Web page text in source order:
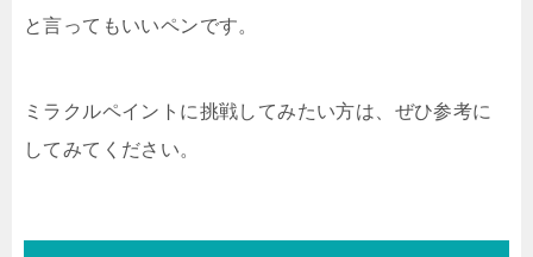
と言ってもいいペンです。
ミラクルペイントに挑戦してみたい方は、ぜひ参考に
してみてください。